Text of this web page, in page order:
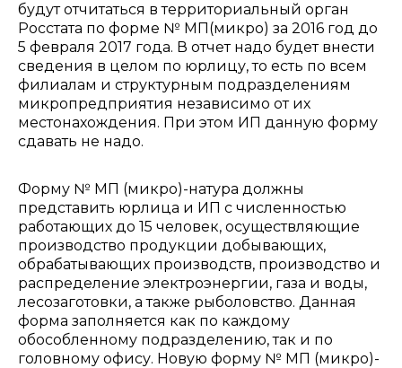
будут отчитаться в территориальный орган
Росстата по форме № МП(микро) за 2016 год до
5 февраля 2017 года. В отчет надо будет внести
сведения в целом по юрлицу, то есть по всем
филиалам и структурным подразделениям
микропредприятия независимо от их
местонахождения. При этом ИП данную форму
сдавать не надо.
Форму № МП (микро)-натура должны
представить юрлица и ИП с численностью
работающих до 15 человек, осуществляющие
производство продукции добывающих,
обрабатывающих производств, производство и
распределение электроэнергии, газа и воды,
лесозаготовки, а также рыболовство. Данная
форма заполняется как по каждому
обособленному подразделению, так и по
головному офису. Новую форму № МП (микро)-